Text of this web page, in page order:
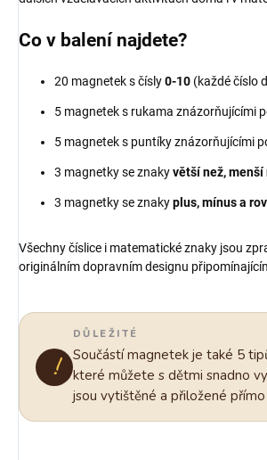
Co v balení najdete?
20 magnetek s čísly0-10 (každé číslo
5 magnetek s rukama znázorňujícími
5 magnetek s puntíky znázorňujícími
3 magnetky se znakyvětší než, menší
3 magnetky se znakyplus, mínus a
Všechny číslice i matematické znaky jsou
originálním dopravním designu
!
DŮLEŽITÉ
Součástí magnetek je také 5
které můžete s dětmi snadno
jsou vytištěné a přiložené